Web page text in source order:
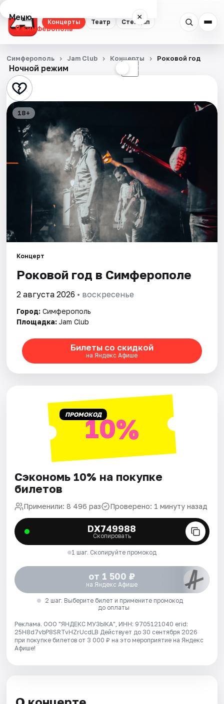
Концерты Театр Стендап
Меню ×
Симферополь
Концерты
Театр
Стендап
События
Города
Площадки
Артисты
Рейтинги
Ночной режим ☾
Симферополь Jam Club Концерты Роковой год
18+
Концерт
Роковой год в Симферополе
2 августа 2026 • воскресенье
Город: Симферополь
Площадка: Jam Club
Билеты со скидкой
на Яндекс Афише
ПРОМОКОД10%
Сэкономь 10% на покупке
билетов
Применили: 8 496 раз Проверено: 1 минуту назад
DX749988
Скопировать
1 шаг. Скопируйте промокод
от 1 500 ₽
на Яндекс Афише
2 шаг. Выберите билет и примените промокод
до оплаты
Реклама. ООО "ЯНДЕКС МУЗЫКА", ИНН: 9705121040 erid:
25H8d7vbP8SRTvHZrUcdLB Действует до 30 сентября 2026
при покупке билетов от 3 000 ₽ на это мероприятие на Яндекс
Афише!